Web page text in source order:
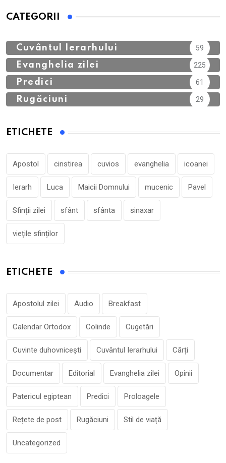
CATEGORII
Cuvântul Ierarhului 59
Evanghelia zilei 225
Predici 61
Rugăciuni 29
ETICHETE
Apostol cinstirea cuvios evanghelia icoanei
Ierarh Luca Maicii Domnului mucenic Pavel
Sfinții zilei sfânt sfânta sinaxar
viețile sfinților
ETICHETE
Apostolul zilei Audio Breakfast
Calendar Ortodox Colinde Cugetări
Cuvinte duhovnicești Cuvântul Ierarhului Cărți
Documentar Editorial Evanghelia zilei Opinii
Patericul egiptean Predici Proloagele
Rețete de post Rugăciuni Stil de viață
Uncategorized